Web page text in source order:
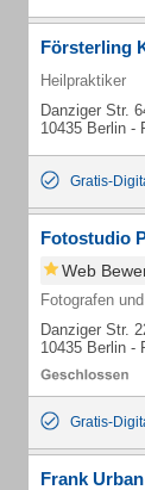
Försterling
Heilpraktiker
Danziger Str.
10435 Berlin -
Gratis-
Fotostudio
Web
Fotografen
Danziger Str.
10435 Berlin -
Gratis-
Frank